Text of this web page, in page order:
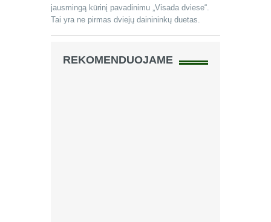
jausmingą kūrinį pavadinimu „Visada dviese“.
Tai yra ne pirmas dviejų dainininkų duetas.
REKOMENDUOJAME